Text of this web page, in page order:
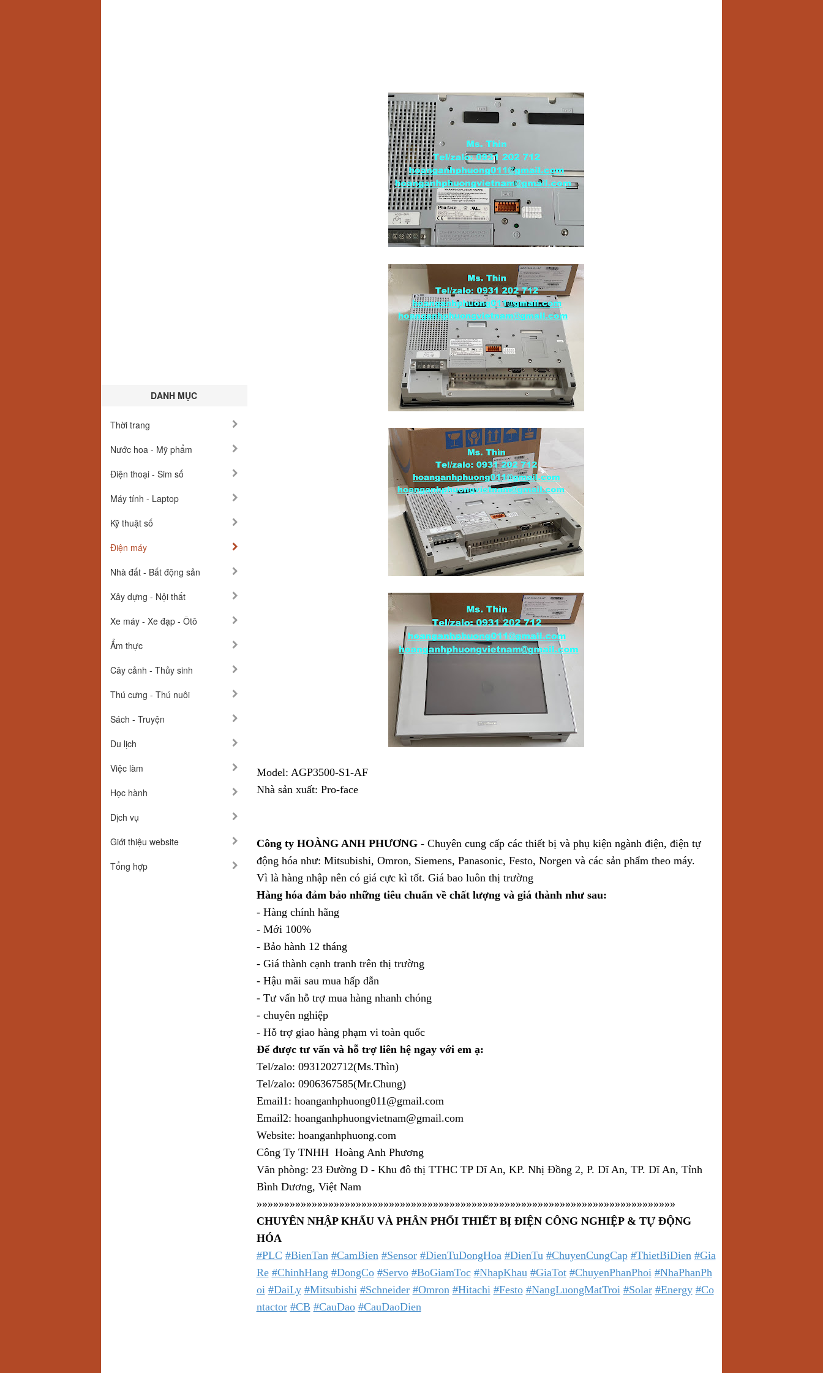
DANH MỤC
Thời trang
Nước hoa - Mỹ phẩm
Điện thoại - Sim số
Máy tính - Laptop
Kỹ thuật số
Điện máy
Nhà đất - Bất động sản
Xây dựng - Nội thất
Xe máy - Xe đạp - Ôtô
Ẩm thực
Cây cảnh - Thủy sinh
Thú cưng - Thú nuôi
Sách - Truyện
Du lịch
Việc làm
Học hành
Dịch vụ
Giới thiệu website
Tổng hợp
Model: AGP3500-S1-AF
Nhà sản xuất: Pro-face
Công ty HOÀNG ANH PHƯƠNG- Chuyên cung cấp các thiết bị và phụ kiện ngành điện, điện tự
động hóa như: Mitsubishi, Omron, Siemens, Panasonic, Festo, Norgen và các sản phẩm theo máy.
Vì là hàng nhập nên có giá cực kì tốt. Giá bao luôn thị trường
Hàng hóa đảm bảo những tiêu chuẩn về chất lượng và giá thành như sau:
- Hàng chính hãng
- Mới 100%
- Bảo hành 12 tháng
- Giá thành cạnh tranh trên thị trường
- Hậu mãi sau mua hấp dẫn
- Tư vấn hỗ trợ mua hàng nhanh chóng
- chuyên nghiệp
- Hỗ trợ giao hàng phạm vi toàn quốc
Để được tư vấn và hỗ trợ liên hệ ngay với em ạ:
Tel/zalo: 0931202712(Ms.Thìn)
Tel/zalo: 0906367585(Mr.Chung)
Email1: hoanganhphuong011@gmail.com
Email2: hoanganhphuongvietnam@gmail.com
Website: hoanganhphuong.com
Công Ty TNHH Hoàng Anh Phương
Văn phòng: 23 Đường D - Khu đô thị TTHC TP Dĩ An, KP. Nhị Đồng 2, P. Dĩ An, TP. Dĩ An, Tỉnh
Bình Dương, Việt Nam
»»»»»»»»»»»»»»»»»»»»»»»»»»»»»»»»»»»»»»»»»»»»»»»»»»»»»»»»»»»»»»»»»»»»»»»»»»»»
CHUYÊN NHẬP KHẨU VÀ PHÂN PHỐI THIẾT BỊ ĐIỆN CÔNG NGHIỆP & TỰ ĐỘNG
HÓA
#PLC #BienTan #CamBien #Sensor #DienTuDongHoa #DienTu #ChuyenCungCap #ThietBiDien #Gia
Re #ChinhHang #DongCo #Servo #BoGiamToc #NhapKhau #GiaTot #ChuyenPhanPhoi #NhaPhanPh
oi #DaiLy #Mitsubishi #Schneider #Omron #Hitachi #Festo #NangLuongMatTroi #Solar #Energy #Co
ntactor #CB #CauDao #CauDaoDien